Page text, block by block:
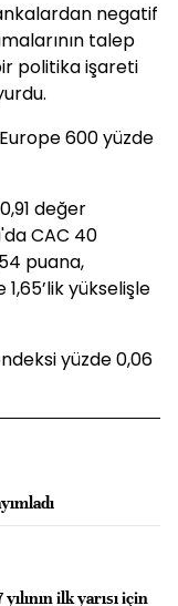
negatif
talep
politika işareti
600 yüzde
değer
CAC 40
puana,
yükselişle
yüzde 0,06
ilk yarısı için